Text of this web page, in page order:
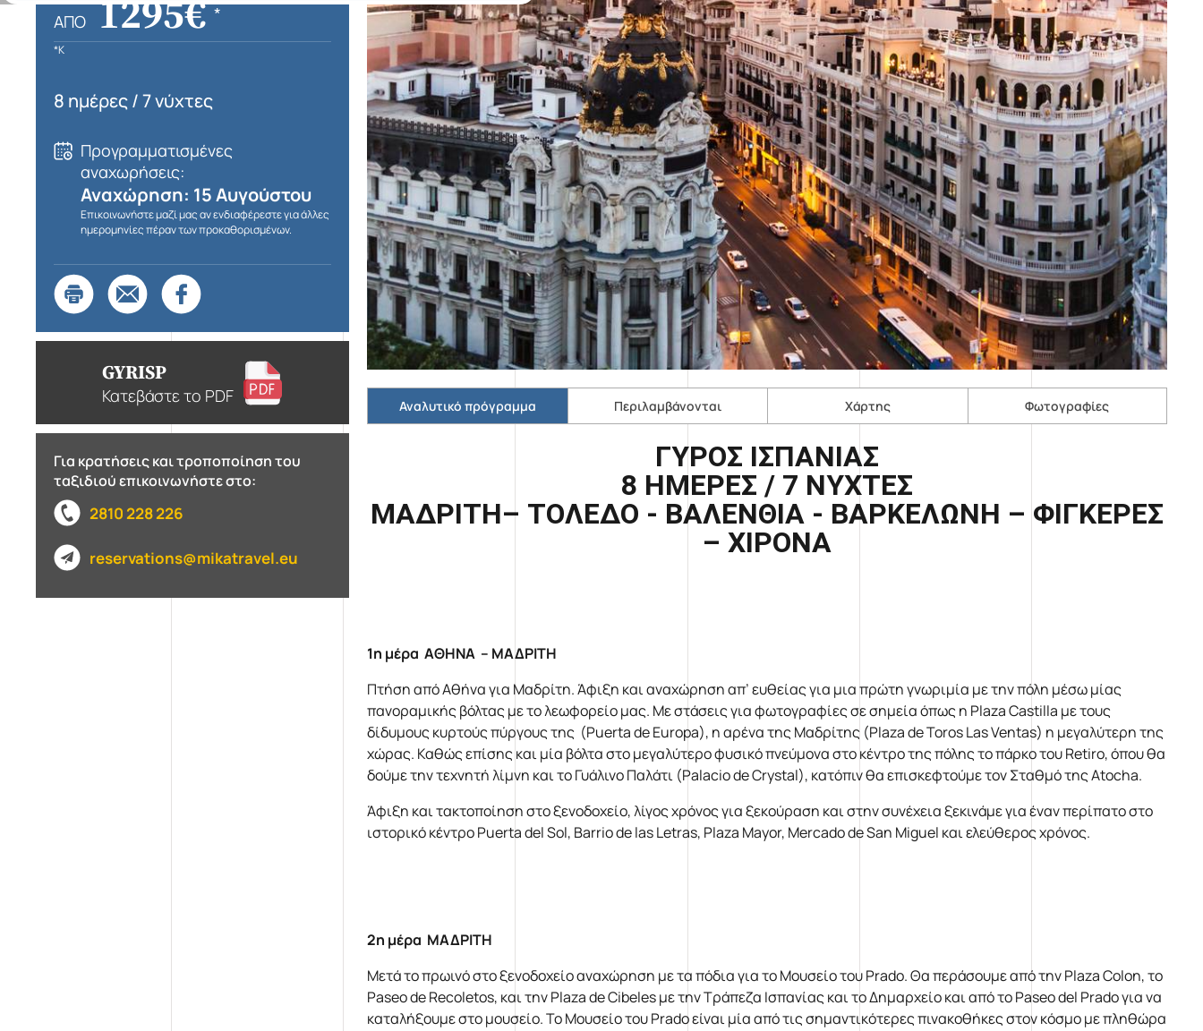
Φθινόπωρο 2026
Mika's Exclusive
Groups
ΑΠΌ 1295€*
*K
8 ημέρες / 7 νύχτες
Προγραμματισμένες
αναχωρήσεις:
Αναχώρηση: 15 Αυγούστου
Επικοινωνήστε μαζί μας αν ενδιαφέρεστε για άλλες
ημερομηνίες πέραν των προκαθορισμένων.
GYRISP
Κατεβάστε το PDF
Για κρατήσεις και τροποποίηση του
ταξιδιού επικοινωνήστε στο:
2810 228 226
reservations@mikatravel.eu
Αναλυτικό πρόγραμμα Περιλαμβάνονται Χάρτης Φωτογραφίες
ΓΥΡΟΣ ΙΣΠΑΝΙΑΣ
8 ΗΜΕΡΕΣ / 7 ΝΥΧΤΕΣ
ΜΑΔΡΙΤΗ– ΤΟΛΕΔΟ - ΒΑΛΕΝΘΙΑ - ΒΑΡΚΕΛΩΝΗ – ΦΙΓΚΕΡΕΣ
– ΧΙΡΟΝΑ
1η μέρα ΑΘΗΝΑ – ΜΑΔΡΙΤΗ
Πτήση από Αθήνα για Μαδρίτη. Άφιξη και αναχώρηση απ’ ευθείας για μια πρώτη γνωριμία με την πόλη μέσω μίας
πανοραμικής βόλτας με το λεωφορείο μας. Με στάσεις για φωτογραφίες σε σημεία όπως η Plaza Castilla με τους
δίδυμους κυρτούς πύργους της (Puerta de Europa), η αρένα της Μαδρίτης (Plaza de Toros Las Ventas) η μεγαλύτερη της
χώρας. Καθώς επίσης και μία βόλτα στο μεγαλύτερο φυσικό πνεύμονα στο κέντρο της πόλης το πάρκο του Retiro, όπου θα
δούμε την τεχνητή λίμνη και το Γυάλινο Παλάτι (Palacio de Crystal), κατόπιν θα επισκεφτούμε τον Σταθμό της Atocha.
Άφιξη και τακτοποίηση στο ξενοδοχείο, λίγος χρόνος για ξεκούραση και στην συνέχεια ξεκινάμε για έναν περίπατο στο
ιστορικό κέντρο Puerta del Sol, Barrio de las Letras, Plaza Mayor, Mercado de San Miguel και ελεύθερος χρόνος.
2η μέρα ΜΑΔΡΙΤΗ
Μετά το πρωινό στο ξενοδοχείο αναχώρηση με τα πόδια για το Μουσείο του Prado. Θα περάσουμε από την Plaza Colon, το
Paseo de Recoletos, και την Plaza de Cibeles με την Τράπεζα Ισπανίας και το Δημαρχείο και από το Paseo del Prado για να
καταλήξουμε στο μουσείο. Το Μουσείο του Prado είναι μία από τις σημαντικότερες πινακοθήκες στον κόσμο με πληθώρα